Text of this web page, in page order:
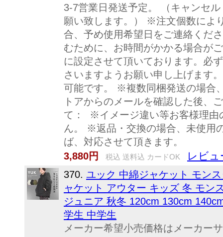
3-7営業日発送予定。 （キャンセ
願い致します。） ※注文個数によ
合、予め使用希望日をご連絡くだ
むために、お時間がかかる場合
に設定させて頂いております。必
さいますようお願い申し上げます
可能です。 ※複数同梱発送の場合
トアからのメールを確認した後、
て： ※イメージ違い等お客様理由
ん。 ※返品・交換の場合、未使用
ば、対応させて頂きます。
3,880円
税込 送料込 カードOK レビュ
370. ユック 中綿ジャケット モン
ャケット アウター キッズ 冬 モン
ジュニア 秋冬 120cm 130cm
学生 中学生
メーカー希望小売価格はメーカー